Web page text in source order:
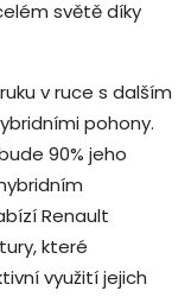
světě díky
v ruce s dalším
pohony.
90% jeho
Renault
které
využití jejich